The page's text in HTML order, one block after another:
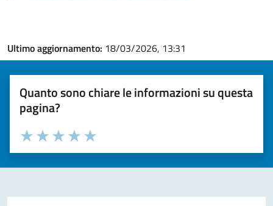
Ultimo aggiornamento: 18/03/2026, 13:31
Quanto sono chiare le informazioni su questa
pagina?
Valuta la chiarezza delle informazioni (da 1 a 5 stelle)
Seleziona il numero di stelle per valutare la chiarezza delle
Valuta 5 stelle su 5
Valuta 4 stelle su 5
Valuta 3 stelle su 5
Valuta 2 stelle su 5
Valuta 1 stelle su 5